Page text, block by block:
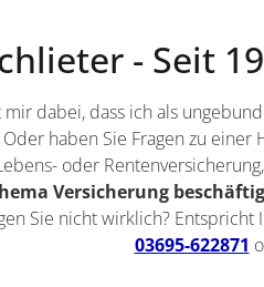
- Seit
dabei, dass ich als
haben Sie Fragen zu einer
oder
Versicherung
Sie nicht wirklich?
03695-622871